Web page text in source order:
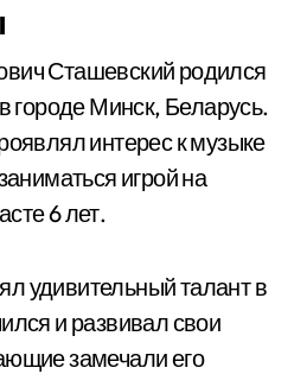
Сташевский родился
городе Минск, Беларусь.
интерес к музыке
игрой на
6 лет.
удивительный талант в
и развивал свои
замечали его